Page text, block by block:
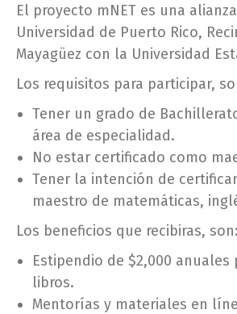
El proyecto mNET es una
Universidad de Puerto Rico,
Mayagüez con la Universidad
Los requisitos para participar,
Tener un grado de
área de especialidad.
No estar certificado como
Tener la intención de
maestro de matemáticas,
Los beneficios que recibiras, son:
Estipendio de $2,000
libros.
Mentorías y materiales en